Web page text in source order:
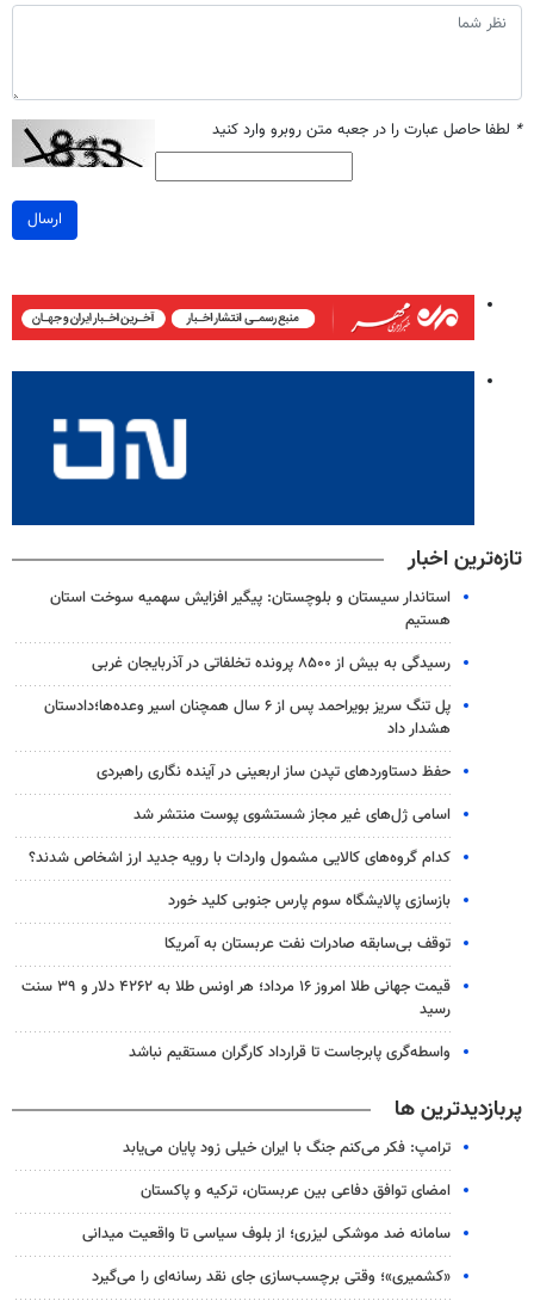
* لطفا حاصل عبارت را در جعبه متن روبرو وارد کنید
ارسال
تازه‌ترین اخبار
استاندار سیستان و بلوچستان: پیگیر افزایش سهمیه سوخت استان
هستیم
رسیدگی به بیش از ۸۵۰۰ پرونده تخلفاتی در آذربایجان غربی
پل تنگ سریز بویراحمد پس از ۶ سال همچنان اسیر وعده‌ها؛دادستان
هشدار داد
حفظ دستاوردهای تپدن ساز اربعینی در آینده نگاری راهبردی
اسامی ژل‌های غیر مجاز شستشوی پوست منتشر شد
کدام گروه‌های کالایی مشمول واردات با رویه جدید ارز اشخاص شدند؟
بازسازی پالایشگاه سوم پارس جنوبی کلید خورد
توقف بی‌سابقه صادرات نفت عربستان به آمریکا
قیمت جهانی طلا امروز ۱۶ مرداد؛ هر اونس طلا به ۴۲۶۲ دلار و ۳۹ سنت
رسید
واسطه‌گری پابرجاست تا قرارداد کارگران مستقیم نباشد
پربازدیدترین ها
ترامپ: فکر می‌کنم جنگ با ایران خیلی زود پایان می‌یابد
امضای توافق دفاعی بین عربستان، ترکیه و پاکستان
سامانه ضد موشکی لیزری؛ از بلوف سیاسی تا واقعیت میدانی
«کشمیری»؛ وقتی برچسب‌سازی جای نقد رسانه‌ای را می‌گیرد